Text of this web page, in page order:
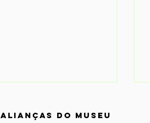
Alianças do Museu